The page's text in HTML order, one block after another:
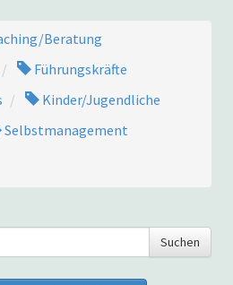
Beratung
Führungskräfte
Kinder/Jugendliche
Selbstmanagement
Suchen